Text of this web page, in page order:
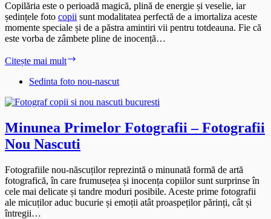
Copilăria este o perioadă magică, plină de energie și veselie, iar
ședințele foto copii sunt modalitatea perfectă de a imortaliza aceste
momente speciale și de a păstra amintiri vii pentru totdeauna. Fie că
este vorba de zâmbete pline de inocență…
Citește mai mult
–
Foto
Sedinta foto nou-nascut
Minunea Primelor Fotografii – Fotografii
Nou Nascuti
Fotografiile nou-născuților reprezintă o minunată formă de artă
fotografică, în care frumusețea și inocența copiilor sunt surprinse în
cele mai delicate și tandre moduri posibile. Aceste prime fotografii
ale micuților aduc bucurie și emoții atât proaspeților părinți, cât și
întregii…